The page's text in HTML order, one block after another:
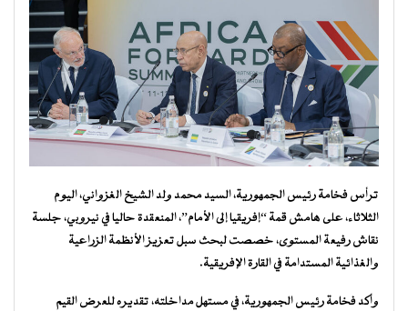
ترأس فخامة رئيس الجمهورية، السيد محمد ولد الشيخ الغزواني، اليوم
الثلاثاء، على هامش قمة “إفريقيا إلى الأمام”، المنعقدة حاليا في نيروبي، جلسة
نقاش رفيعة المستوى، خصصت لبحث سبل تعزيز الأنظمة الزراعية
والغذائية المستدامة في القارة الإفريقية.
وأكد فخامة رئيس الجمهورية، في مستهل مداخلته، تقديره للعرض القيم